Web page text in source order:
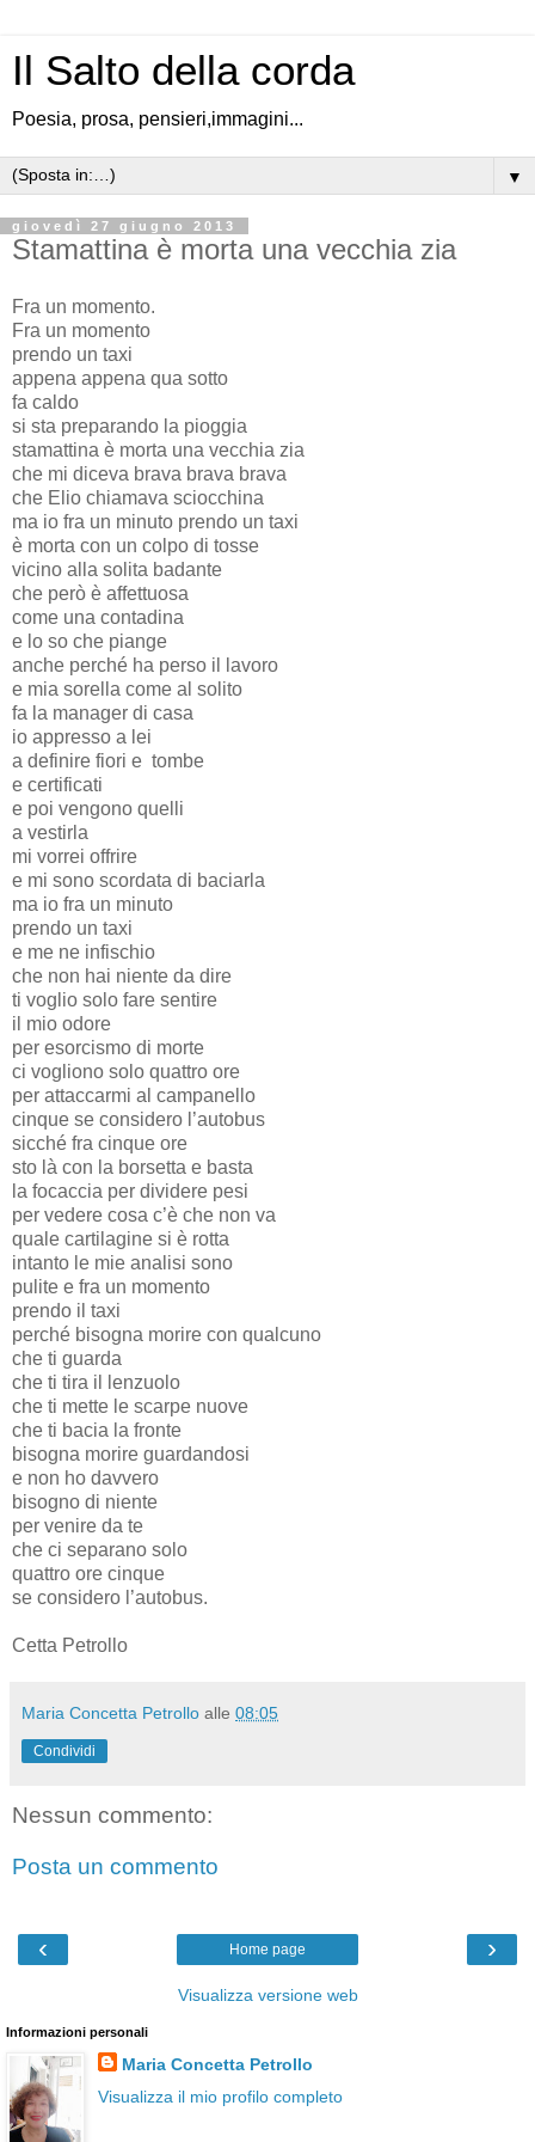
Il Salto della corda
Poesia, prosa, pensieri,immagini...
▼
giovedì 27 giugno 2013
Stamattina è morta una vecchia zia
Fra un momento.
Fra un momento
prendo un taxi
appena appena qua sotto
fa caldo
si sta preparando la pioggia
stamattina è morta una vecchia zia
che mi diceva brava brava brava
che Elio chiamava sciocchina
ma io fra un minuto prendo un taxi
è morta con un colpo di tosse
vicino alla solita badante
che però è affettuosa
come una contadina
e lo so che piange
anche perché ha perso il lavoro
e mia sorella come al solito
fa la manager di casa
io appresso a lei
a definire fiori e tombe
e certificati
e poi vengono quelli
a vestirla
mi vorrei offrire
e mi sono scordata di baciarla
ma io fra un minuto
prendo un taxi
e me ne infischio
che non hai niente da dire
ti voglio solo fare sentire
il mio odore
per esorcismo di morte
ci vogliono solo quattro ore
per attaccarmi al campanello
cinque se considero l’autobus
sicché fra cinque ore
sto là con la borsetta e basta
la focaccia per dividere pesi
per vedere cosa c’è che non va
quale cartilagine si è rotta
intanto le mie analisi sono
pulite e fra un momento
prendo il taxi
perché bisogna morire con qualcuno
che ti guarda
che ti tira il lenzuolo
che ti mette le scarpe nuove
che ti bacia la fronte
bisogna morire guardandosi
e non ho davvero
bisogno di niente
per venire da te
che ci separano solo
quattro ore cinque
se considero l’autobus.
Cetta Petrollo
Maria Concetta Petrollo alle 08:05
Condividi
Nessun commento:
Posta un commento
‹ ›
Home page
Visualizza versione web
Informazioni personali
Maria Concetta Petrollo
Visualizza il mio profilo completo